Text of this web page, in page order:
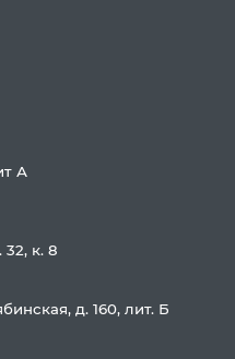
А
к. 8
д. 160, лит. Б